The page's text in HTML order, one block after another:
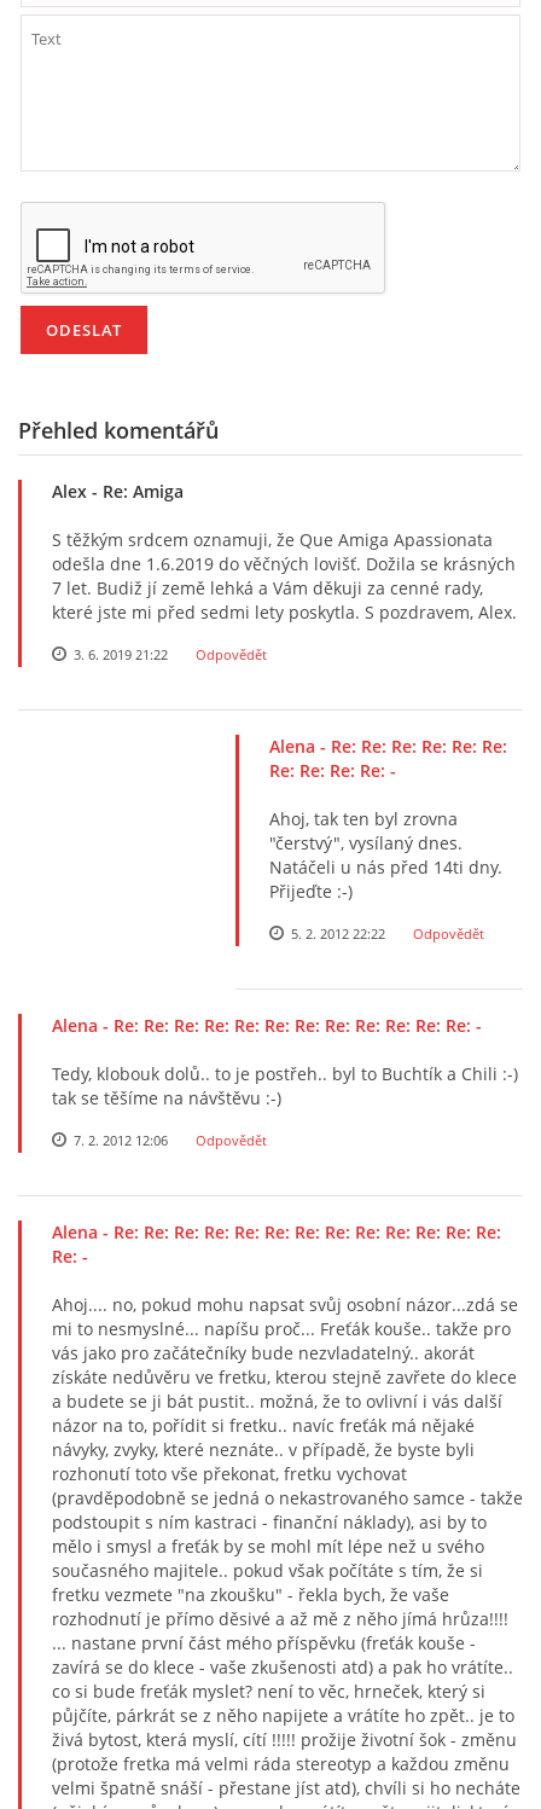
Přehled komentářů
Alex - Re: Amiga
S těžkým srdcem oznamuji, že Que Amiga Apassionata
odešla dne 1.6.2019 do věčných lovišť. Dožila se krásných
7 let. Budiž jí země lehká a Vám děkuji za cenné rady,
které jste mi před sedmi lety poskytla. S pozdravem, Alex.
3. 6. 2019 21:22 Odpovědět
Alena - Re: Re: Re: Re: Re: Re:
Re: Re: Re: Re: -
Ahoj, tak ten byl zrovna
"čerstvý", vysílaný dnes.
Natáčeli u nás před 14ti dny.
Přijeďte :-)
5. 2. 2012 22:22 Odpovědět
Alena - Re: Re: Re: Re: Re: Re: Re: Re: Re: Re: Re: Re: -
Tedy, klobouk dolů.. to je postřeh.. byl to Buchtík a Chili :-)
tak se těšíme na návštěvu :-)
7. 2. 2012 12:06 Odpovědět
Alena - Re: Re: Re: Re: Re: Re: Re: Re: Re: Re: Re: Re: Re:
Re: -
Ahoj.... no, pokud mohu napsat svůj osobní názor...zdá se
mi to nesmyslné... napíšu proč... Freťák kouše.. takže pro
vás jako pro začátečníky bude nezvladatelný.. akorát
získáte nedůvěru ve fretku, kterou stejně zavřete do klece
a budete se ji bát pustit.. možná, že to ovlivní i vás další
názor na to, pořídit si fretku.. navíc freťák má nějaké
návyky, zvyky, které neznáte.. v případě, že byste byli
rozhonutí toto vše překonat, fretku vychovat
(pravděpodobně se jedná o nekastrovaného samce - takže
podstoupit s ním kastraci - finanční náklady), asi by to
mělo i smysl a freťák by se mohl mít lépe než u svého
současného majitele.. pokud však počítáte s tím, že si
fretku vezmete "na zkoušku" - řekla bych, že vaše
rozhodnutí je přímo děsivé a až mě z něho jímá hrůza!!!!
... nastane první část mého příspěvku (freťák kouše -
zavírá se do klece - vaše zkušenosti atd) a pak ho vrátíte..
co si bude freťák myslet? není to věc, hrneček, který si
půjčíte, párkrát se z něho napijete a vrátíte ho zpět.. je to
živá bytost, která myslí, cítí !!!!! prožije životní šok - změnu
(protože fretka má velmi ráda stereotyp a každou změnu
velmi špatně snáší - přestane jíst atd), chvíli si ho necháte